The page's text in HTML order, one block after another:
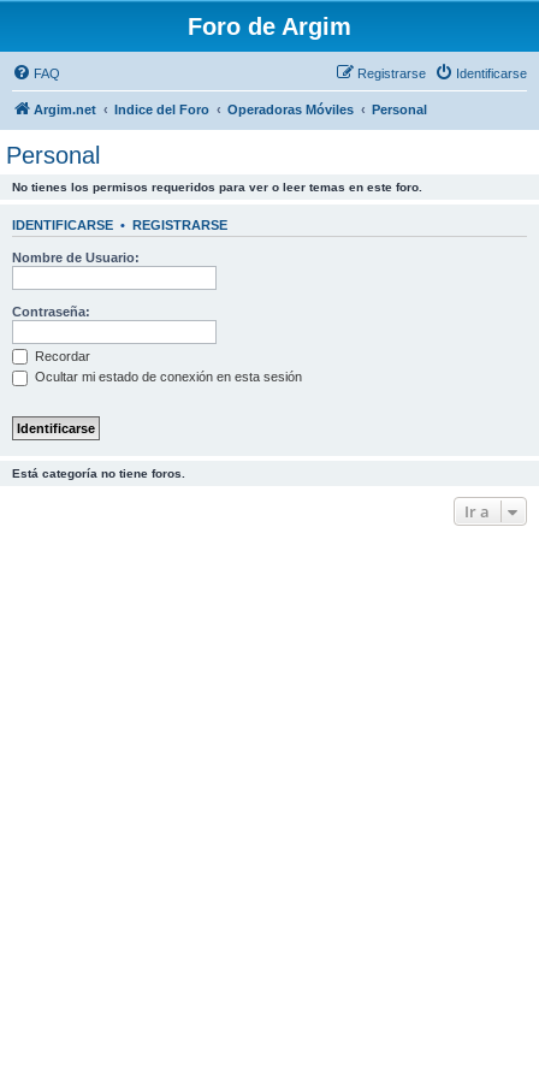
Foro de Argim
FAQ Identificarse
Registrarse
Argim.net Indice del Foro Operadoras Móviles Personal
Personal
No tienes los permisos requeridos para ver o leer temas en este foro.
IDENTIFICARSE • REGISTRARSE
Nombre de Usuario:
Contraseña:
Recordar
Ocultar mi estado de conexión en esta sesión
Está categoría no tiene foros.
Ir a